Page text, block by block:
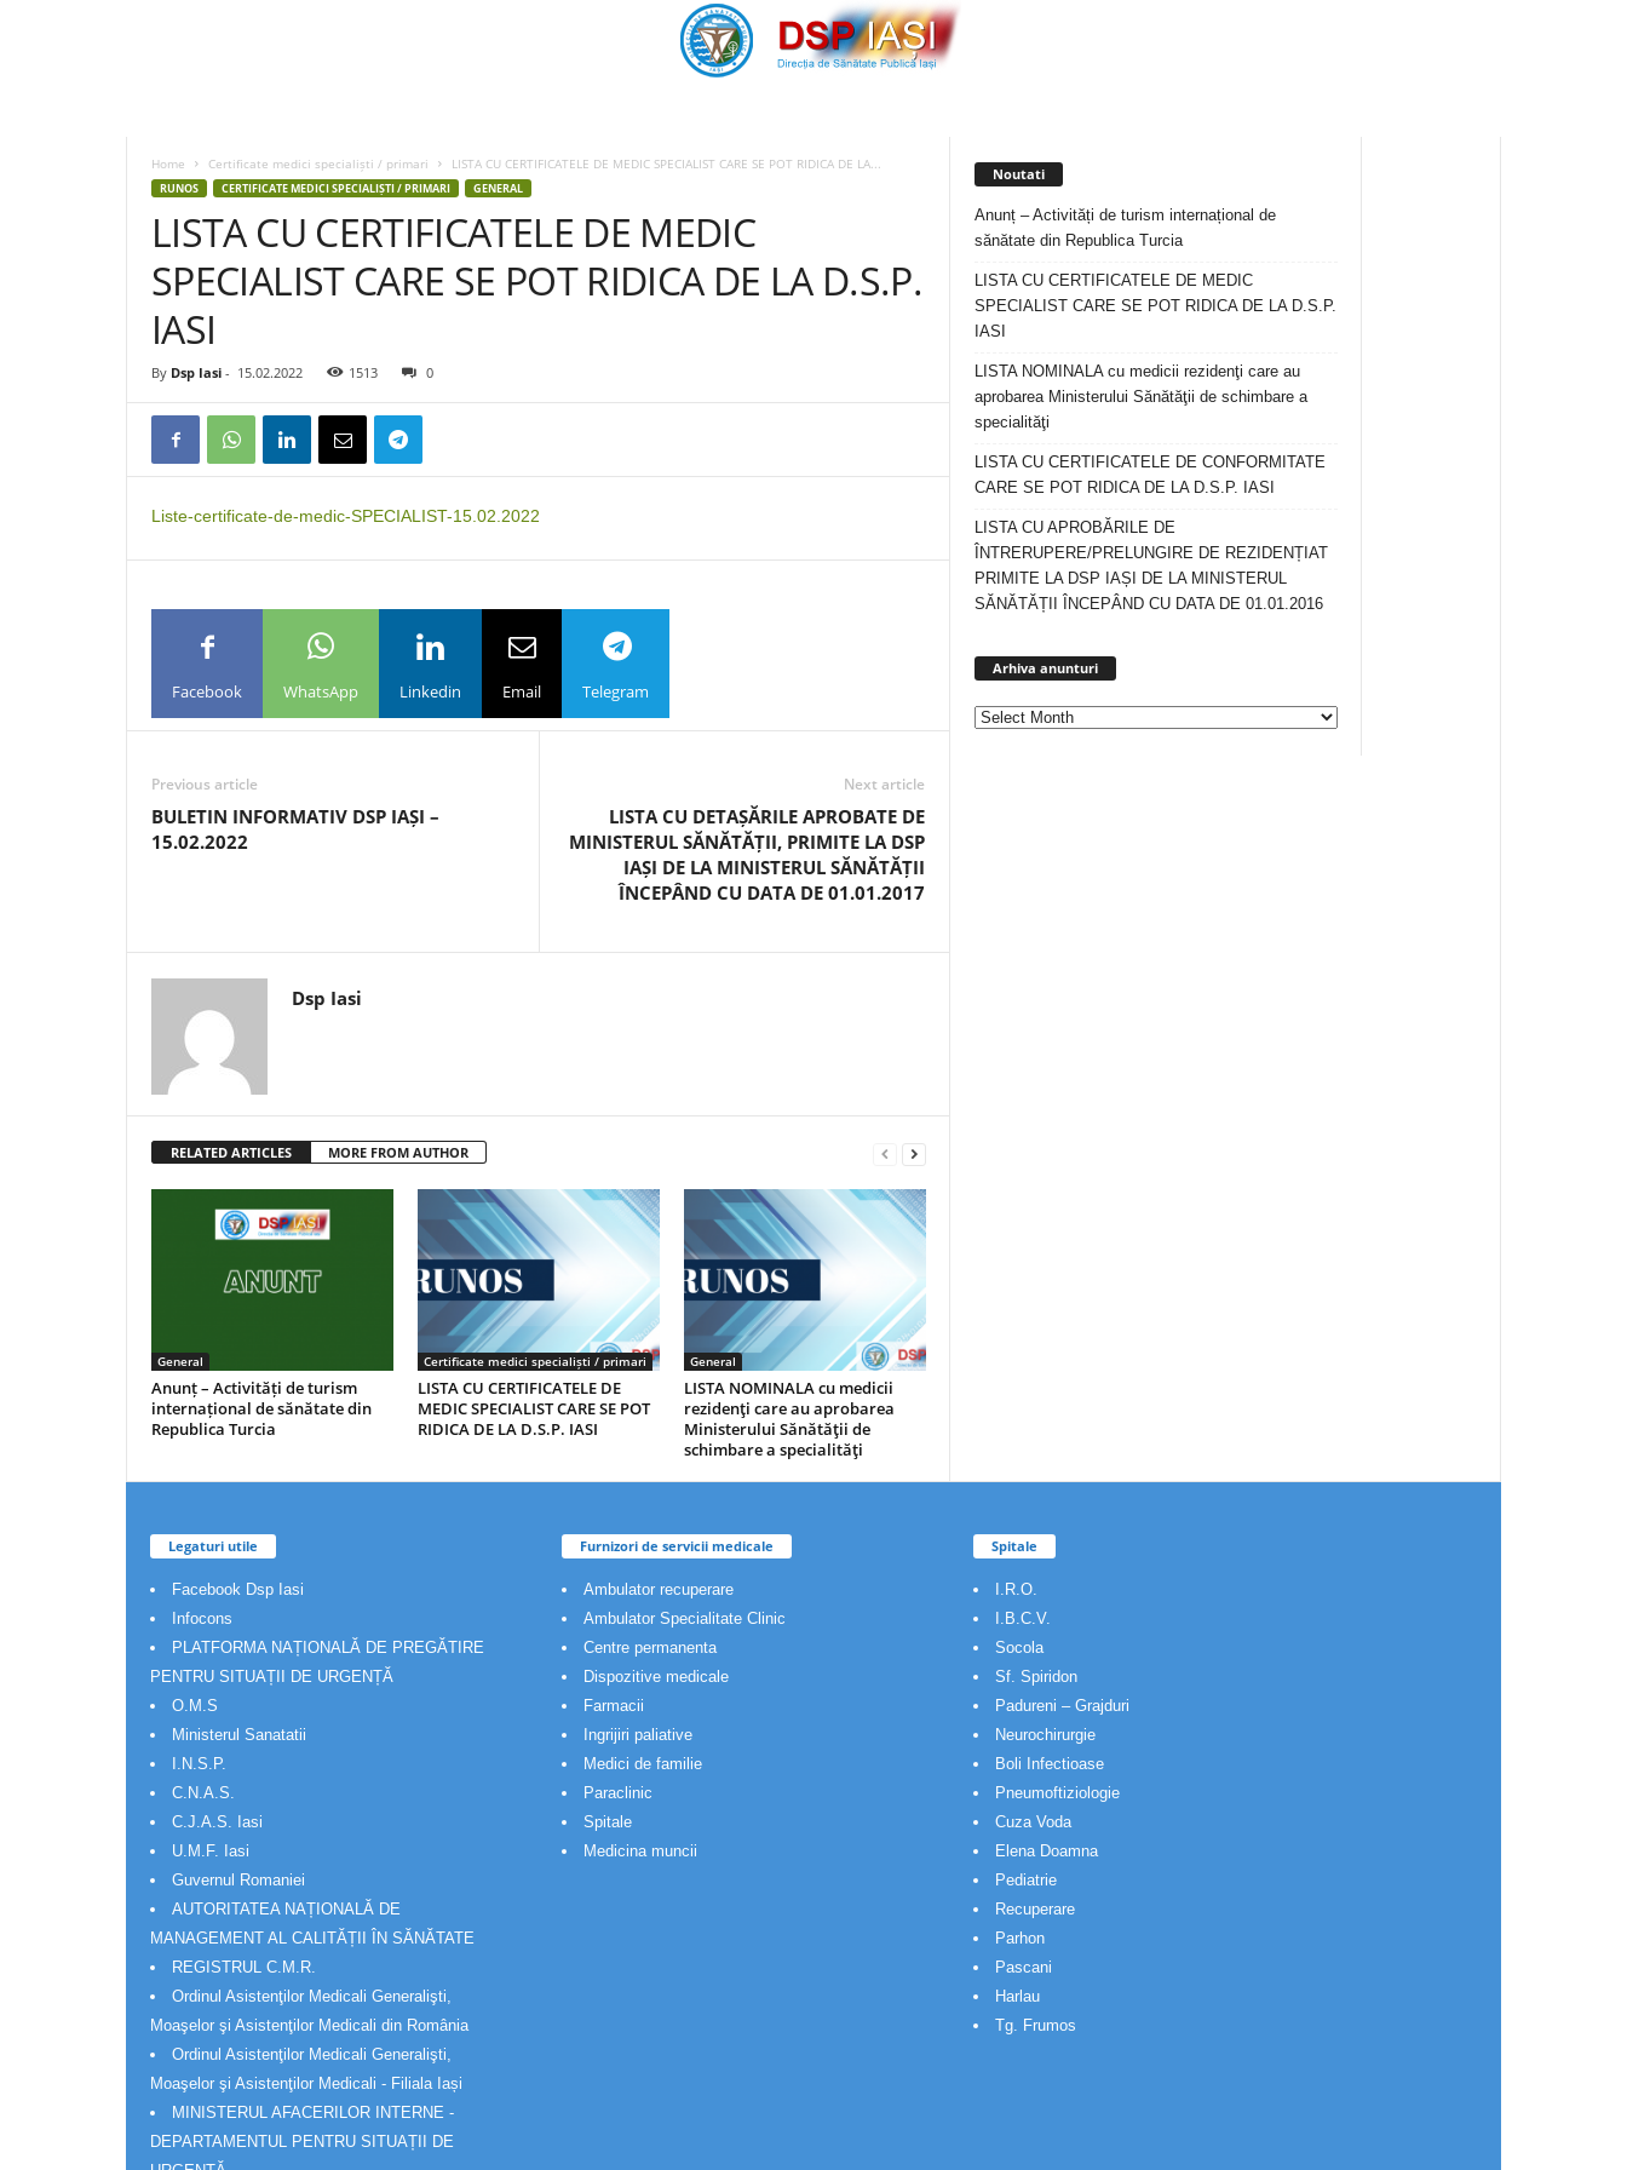
P
Home Certificate medici specialiști / primari LISTA CU CERTIFICATELE DE MEDIC SPECIALIST CARE SE POT RIDICA DE LA...
RUNOS CERTIFICATE MEDICI SPECIALIȘTI / PRIMARI GENERAL
LISTA CU CERTIFICATELE DE MEDIC
SPECIALIST CARE SE POT RIDICA DE LA D.S.P.
IASI
By Dsp Iasi - 15.02.2022 1513 0
Liste-certificate-de-medic-SPECIALIST-15.02.2022
Facebook WhatsApp Linkedin Email Telegram
Previous article
BULETIN INFORMATIV DSP IAȘI –
15.02.2022
Next article
LISTA CU DETAȘĂRILE APROBATE DE
MINISTERUL SĂNĂTĂȚII, PRIMITE LA DSP
IAȘI DE LA MINISTERUL SĂNĂTĂȚII
ÎNCEPÂND CU DATA DE 01.01.2017
Dsp Iasi
RELATED ARTICLES MORE FROM AUTHOR
General
Anunț – Activități de turism
internațional de sănătate din
Republica Turcia
Certificate medici specialiști / primari
LISTA CU CERTIFICATELE DE
MEDIC SPECIALIST CARE SE POT
RIDICA DE LA D.S.P. IASI
General
LISTA NOMINALA cu medicii
rezidenţi care au aprobarea
Ministerului Sănătăţii de
schimbare a specialităţi
Noutati
Anunț – Activități de turism internațional de
sănătate din Republica Turcia
LISTA CU CERTIFICATELE DE MEDIC
SPECIALIST CARE SE POT RIDICA DE LA D.S.P.
IASI
LISTA NOMINALA cu medicii rezidenţi care au
aprobarea Ministerului Sănătăţii de schimbare a
specialităţi
LISTA CU CERTIFICATELE DE CONFORMITATE
CARE SE POT RIDICA DE LA D.S.P. IASI
LISTA CU APROBĂRILE DE
ÎNTRERUPERE/PRELUNGIRE DE REZIDENȚIAT
PRIMITE LA DSP IAȘI DE LA MINISTERUL
SĂNĂTĂȚII ÎNCEPÂND CU DATA DE 01.01.2016
Arhiva anunturi
Legaturi utile
Facebook Dsp Iasi
Infocons
PLATFORMA NAȚIONALĂ DE PREGĂTIRE
PENTRU SITUAȚII DE URGENȚĂ
O.M.S
Ministerul Sanatatii
I.N.S.P.
C.N.A.S.
C.J.A.S. Iasi
U.M.F. Iasi
Guvernul Romaniei
AUTORITATEA NAȚIONALĂ DE
MANAGEMENT AL CALITĂȚII ÎN SĂNĂTATE
REGISTRUL C.M.R.
Ordinul Asistenţilor Medicali Generalişti,
Moaşelor şi Asistenţilor Medicali din România
Ordinul Asistenţilor Medicali Generalişti,
Moaşelor şi Asistenţilor Medicali - Filiala Iași
MINISTERUL AFACERILOR INTERNE -
DEPARTAMENTUL PENTRU SITUAȚII DE
Furnizori de servicii medicale
Ambulator recuperare
Ambulator Specialitate Clinic
Centre permanenta
Dispozitive medicale
Farmacii
Ingrijiri paliative
Medici de familie
Paraclinic
Spitale
Medicina muncii
Spitale
I.R.O.
I.B.C.V.
Socola
Sf. Spiridon
Padureni – Grajduri
Neurochirurgie
Boli Infectioase
Pneumoftiziologie
Cuza Voda
Elena Doamna
Pediatrie
Recuperare
Parhon
Pascani
Harlau
Tg. Frumos